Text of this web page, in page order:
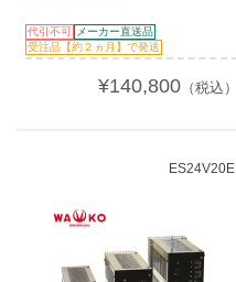
代引不可
メーカー直送品
受注品【約２ヵ月】で発送
¥140,800（税込）
ES24V20E